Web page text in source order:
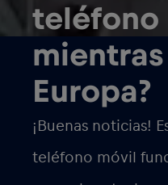
teléfono
Europa?
¡Buenas noticias!
teléfono móvil